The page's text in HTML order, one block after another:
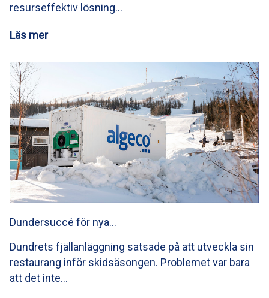
resurseffektiv lösning…
Läs mer
Dundersuccé för nya…
Dundrets fjällanläggning satsade på att utveckla sin
restaurang inför skidsäsongen. Problemet var bara
att det inte…